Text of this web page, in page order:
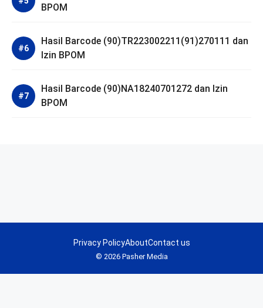
BPOM
Hasil Barcode (90)TR223002211(91)270111 dan
Izin BPOM
Hasil Barcode (90)NA18240701272 dan Izin
BPOM
© 2026 Pasher Media
Privacy PolicyAboutContact us